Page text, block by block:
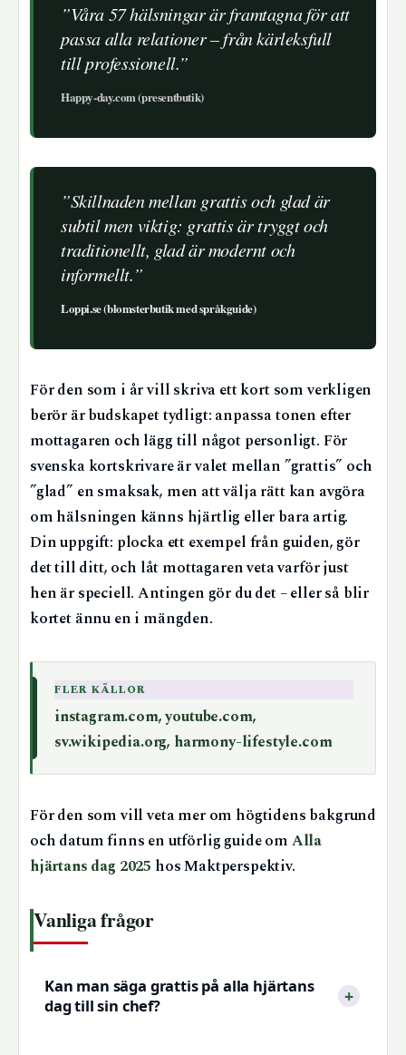
”Våra 57 hälsningar är framtagna för att
passa alla relationer – från kärleksfull
till professionell.”
Happy-day.com (presentbutik)
”Skillnaden mellan grattis och glad är
subtil men viktig: grattis är tryggt och
traditionellt, glad är modernt och
informellt.”
Loppi.se (blomsterbutik med språkguide)
För den som i år vill skriva ett kort som verkligen
berör är budskapet tydligt: anpassa tonen efter
mottagaren och lägg till något personligt. För
svenska kortskrivare är valet mellan ”grattis” och
”glad” en smaksak, men att välja rätt kan avgöra
om hälsningen känns hjärtlig eller bara artig.
Din uppgift: plocka ett exempel från guiden, gör
det till ditt, och låt mottagaren veta varför just
hen är speciell. Antingen gör du det – eller så blir
kortet ännu en i mängden.
FLER KÄLLOR
instagram.com,youtube.com,
sv.wikipedia.org, harmony-lifestyle.com
För den som vill veta mer om högtidens bakgrund
och datum finns en utförlig guide om Alla
hjärtans dag 2025 hos Maktperspektiv.
Vanliga frågor
Kan man säga grattis på alla hjärtans
dag till sin chef?